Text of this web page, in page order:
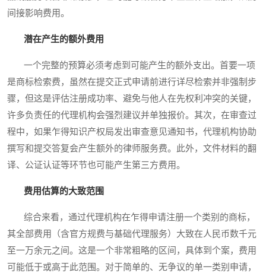
间接影响费用。
潜在产生的额外费用
一个完整的预算必须考虑到可能产生的额外支出。首要一项
是商标检索费，虽然在提交正式申请前进行详尽检索并非强制步
骤，但这是评估注册成功率、避免与他人在先权利冲突的关键，
许多负责任的代理机构会强烈建议并单独报价。其次，在审查过
程中，如果乍得知识产权局发出审查意见通知书，代理机构协助
撰写和提交答复会产生额外的律师服务费。此外，文件材料的翻
译、公证认证等环节也可能产生第三方费用。
费用估算的大致范围
综合来看，通过代理机构在乍得申请注册一个类别的商标，
其全部费用（含官方规费与基础代理服务）大致在人民币数千元
至一万余元之间。这是一个非常粗略的区间，具体到个案，费用
可能低于或高于此范围。对于简单的、无争议的单一类别申请，